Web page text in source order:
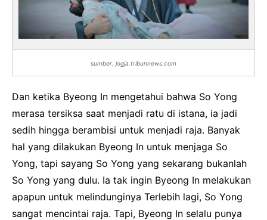
sumber: jogja.tribunnews.com
Dan ketika Byeong In mengetahui bahwa So Yong
merasa tersiksa saat menjadi ratu di istana, ia jadi
sedih hingga berambisi untuk menjadi raja. Banyak
hal yang dilakukan Byeong In untuk menjaga So
Yong, tapi sayang So Yong yang sekarang bukanlah
So Yong yang dulu. Ia tak ingin Byeong In melakukan
apapun untuk melindunginya Terlebih lagi, So Yong
sangat mencintai raja. Tapi, Byeong In selalu punya